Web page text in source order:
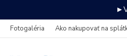
Fotogaléria Ako nakupovať na